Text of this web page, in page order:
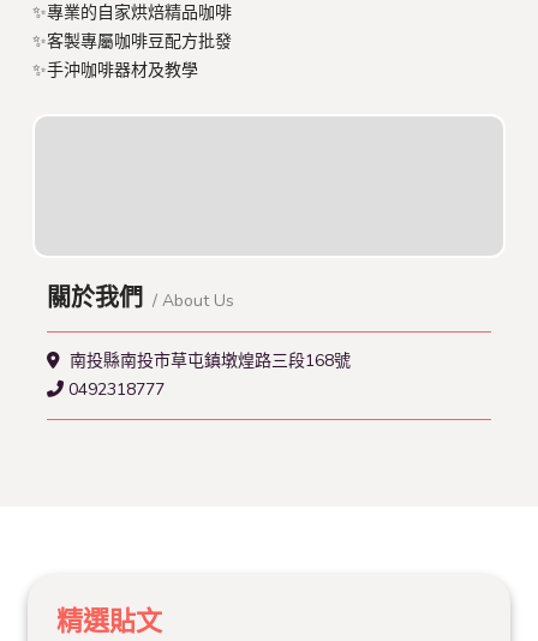
✨專業的自家烘焙精品咖啡
✨客製專屬咖啡豆配方批發
✨手沖咖啡器材及教學
關於我們 / About Us
南投縣南投市草屯鎮墩煌路三段168號
0492318777
精選貼文